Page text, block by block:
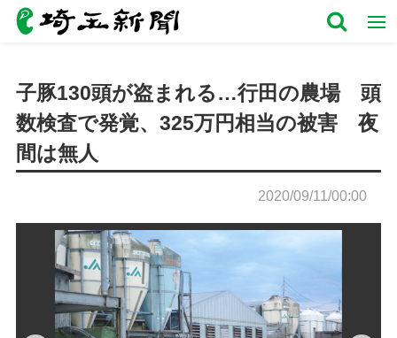
子豚130頭が盗まれる…行田の農場 頭
数検査で発覚、325万円相当の被害 夜
間は無人
2020/09/11/00:00